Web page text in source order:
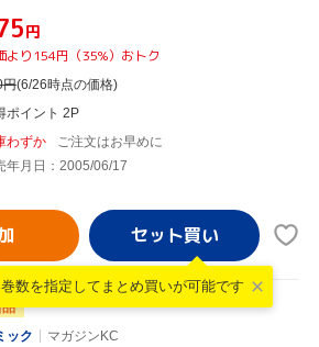
円
より154円（35%）おトク
円(6/26時点の価格)
ポイント 2P
わずか
ご注文はお早めに
年月日：2005/06/17
巻数を指定して まとめ買いが可能です
ック
マガジンKC